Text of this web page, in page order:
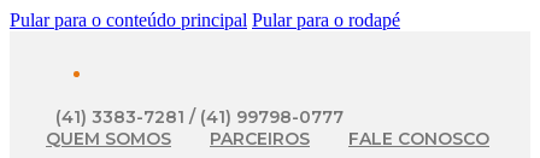
Pular para o conteúdo principal Pular para o rodapé
(41) 3383-7281 / (41) 99798-0777
QUEM SOMOS
PARCEIROS FALE CONOSCO